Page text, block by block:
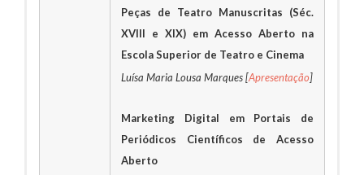
Peças de Teatro Manuscritas (Séc.
XVIII e XIX) em Acesso Aberto na
Escola Superior de Teatro e Cinema
Luísa Maria Lousa Marques [Apresentação]
Marketing Digital em Portais de
Periódicos Científicos de Acesso
Aberto